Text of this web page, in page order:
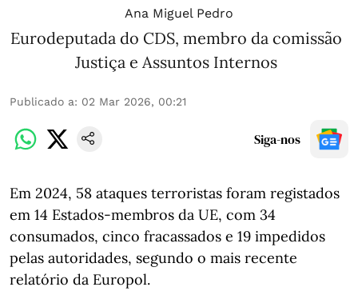
Ana Miguel Pedro
Eurodeputada do CDS, membro da comissão
Justiça e Assuntos Internos
Publicado a: 02 Mar 2026, 00:21
Siga-nos
Em 2024, 58 ataques terroristas foram registados
em 14 Estados-membros da UE, com 34
consumados, cinco fracassados e 19 impedidos
pelas autoridades, segundo o mais recente
relatório da Europol.